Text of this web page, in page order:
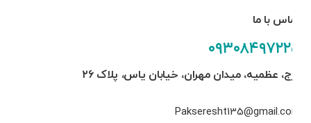
تماس با ما
۰۹۳۰۸۴۹۷۲۲۵
کرج، عظمیه، میدان مهران، خیابان یاس، پلاک ۲۶
Pakseresht135@gmail.com